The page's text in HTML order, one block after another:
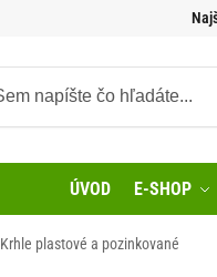
ÚVOD E-SHOP
Krhle plastové a pozinkované